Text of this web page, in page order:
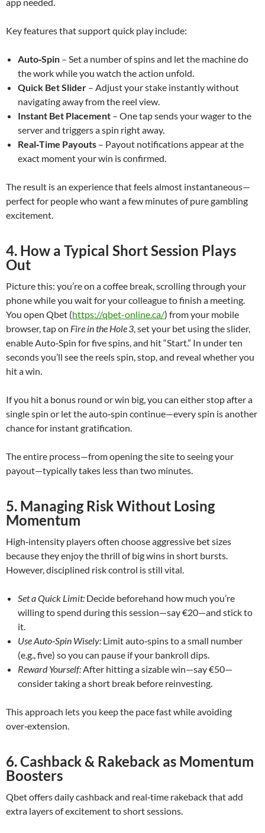
Key features that support quick play include:
Auto‑Spin – Set a number of spins and let the machine do
the work while you watch the action unfold.
Quick Bet Slider – Adjust your stake instantly without
navigating away from the reel view.
Instant Bet Placement – One tap sends your wager to the
server and triggers a spin right away.
Real‑Time Payouts – Payout notifications appear at the
exact moment your win is confirmed.
The result is an experience that feels almost instantaneous—
perfect for people who want a few minutes of pure gambling
excitement.
4. How a Typical Short Session Plays
Out
Picture this: you’re on a coffee break, scrolling through your
phone while you wait for your colleague to finish a meeting.
You open Qbet (https://qbet-online.ca/) from your mobile
browser, tap on Fire in the Hole 3, set your bet using the slider,
enable Auto‑Spin for five spins, and hit “Start.” In under ten
seconds you’ll see the reels spin, stop, and reveal whether you
hit a win.
If you hit a bonus round or win big, you can either stop after a
single spin or let the auto‑spin continue—every spin is another
chance for instant gratification.
The entire process—from opening the site to seeing your
payout—typically takes less than two minutes.
5. Managing Risk Without Losing
Momentum
High‑intensity players often choose aggressive bet sizes
because they enjoy the thrill of big wins in short bursts.
However, disciplined risk control is still vital.
Set a Quick Limit: Decide beforehand how much you’re
willing to spend during this session—say €20—and stick to
it.
Use Auto‑Spin Wisely: Limit auto‑spins to a small number
(e.g., five) so you can pause if your bankroll dips.
Reward Yourself:After hitting a sizable win—say €50—
consider taking a short break before reinvesting.
This approach lets you keep the pace fast while avoiding
over‑extension.
6. Cashback & Rakeback as Momentum
Boosters
Qbet offers daily cashback and real‑time rakeback that add
extra layers of excitement to short sessions.